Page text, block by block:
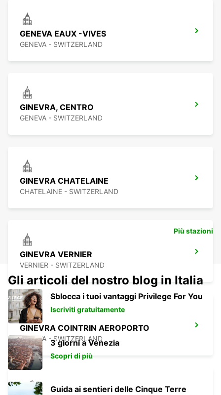
GENEVA EAUX -VIVES
GENEVA - SWITZERLAND
GINEVRA, CENTRO
GENEVA - SWITZERLAND
GINEVRA CHATELAINE
CHATELAINE - SWITZERLAND
GINEVRA VERNIER
VERNIER - SWITZERLAND
GINEVRA COINTRIN AEROPORTO
GENEVA - SWITZERLAND
Più stazioni
Gli articoli del nostro blog in Italia
Sblocca i tuoi vantaggi Privilege For You
Iscriviti gratuitamente
3 giorni a Venezia
Scopri di più
Guida ai sentieri delle Cinque Terre